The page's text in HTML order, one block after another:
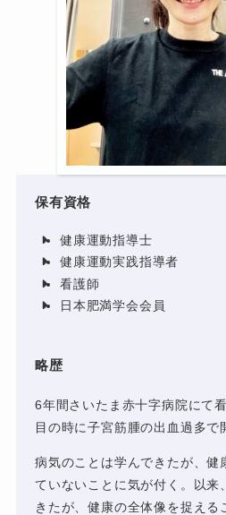
保有資格
健康運動指導士
健康運動実践指導者
看護師
日本肥満学会会員
略歴
6年間さいたま赤十字病院にて
目の時に子宮筋腫の出血過多で
病気のことは学んできたが、健
ていないことに気が付く。以来
きたが、健康の全体像を捉える